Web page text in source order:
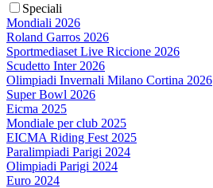
Speciali
Mondiali 2026
Roland Garros 2026
Sportmediaset Live Riccione 2026
Scudetto Inter 2026
Olimpiadi Invernali Milano Cortina 2026
Super Bowl 2026
Eicma 2025
Mondiale per club 2025
EICMA Riding Fest 2025
Paralimpiadi Parigi 2024
Olimpiadi Parigi 2024
Euro 2024